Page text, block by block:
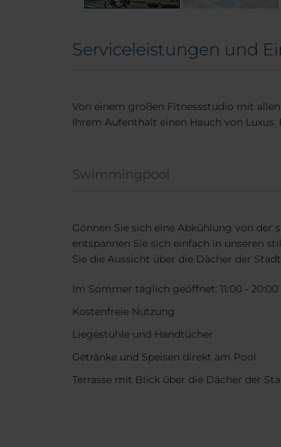
Serviceleistungen und
Von einem großen Fitnessstudio mit
Ihrem Aufenthalt einen Hauch von
Swimmingpool
Gönnen Sie sich eine Abkühlung von der
entspannen Sie sich einfach in unseren
Sie die Aussicht über die Dächer der
Im Sommer täglich geöffnet: 11:00 - 20:00
Kostenfreie Nutzung
Liegestühle und Handtücher
Getränke und Speisen direkt am Pool
Terrasse mit Blick über die Dächer der